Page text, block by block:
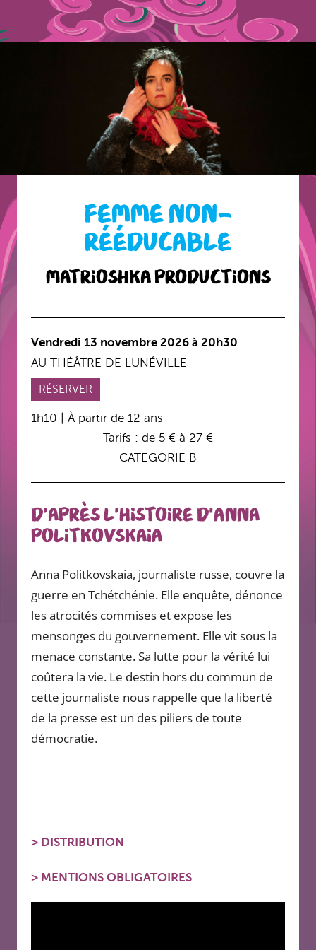
FEMME NON-
RÉÉDUCABLE
Matrioshka productions
Vendredi 13 novembre 2026 à 20h30
AU THÉÂTRE DE LUNÉVILLE
RÉSERVER
1h10 | À partir de 12 ans
Tarifs : de 5 € à 27 €
CATEGORIE B
D'après l'histoire d'Anna
Politkovskaia
Anna Politkovskaia, journaliste russe, couvre la
guerre en Tchétchénie. Elle enquête, dénonce
les atrocités commises et expose les
mensonges du gouvernement. Elle vit sous la
menace constante. Sa lutte pour la vérité lui
coûtera la vie. Le destin hors du commun de
cette journaliste nous rappelle que la liberté
de la presse est un des piliers de toute
démocratie.
> DISTRIBUTION
> MENTIONS OBLIGATOIRES